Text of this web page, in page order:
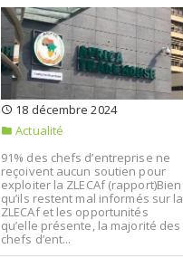
18 décembre 2024
Actualité
91% des chefs d’entreprise ne
reçoivent aucun soutien pour
exploiter la ZLECAf (rapport)Bien
qu’ils restent mal informés sur la
ZLECAf et les opportunités
qu’elle présente, la majorité des
chefs d’ent...